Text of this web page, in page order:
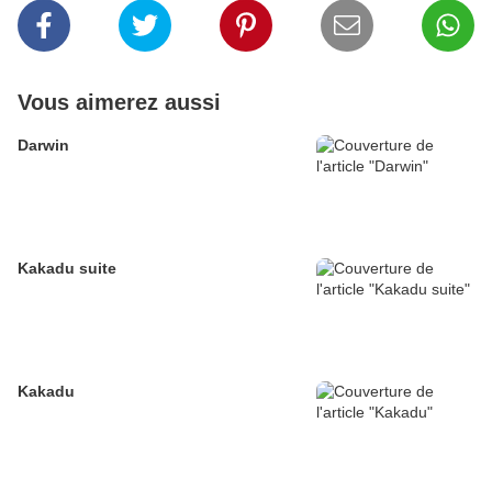
Vous aimerez aussi
Darwin
Kakadu suite
Kakadu